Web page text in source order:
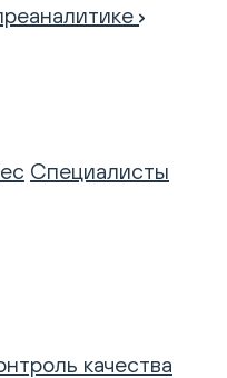
Специалисты
качества